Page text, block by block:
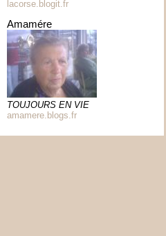
lacorse.blogit.fr
amamére
TOUJOURS EN VIE
amamere.blogs.fr